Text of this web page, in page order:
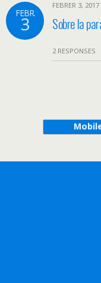
FEBR.
3
FEBRER 3, 2017
Sobre la
2 RESPONSES